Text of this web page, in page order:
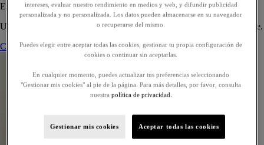
Estuche de 5 eaux de toilette - Para componer
Un estuche a medida de cinco eaux de toilette, para regalar o regalarse.
Componer su estuche
intereses, evaluar nuestro rendimiento en medios y web, y difundir publicidad
personalizada y no personalizada. Los datos pueden almacenarse en su navegador
o recuperarse del mismo.
Puedes elegir entre aceptar todas las cookies, gestionar tu propia configuración de
cookies o continuar sin aceptarlas.
En cualquier momento, puedes actualizar tus preferencias seleccionando
"Gestionar mis cookies" al pie de la página. Para más detalles, por favor, consulta
nuestra política de privacidad.
Gestionar mis cookies Aceptar todas las cookies